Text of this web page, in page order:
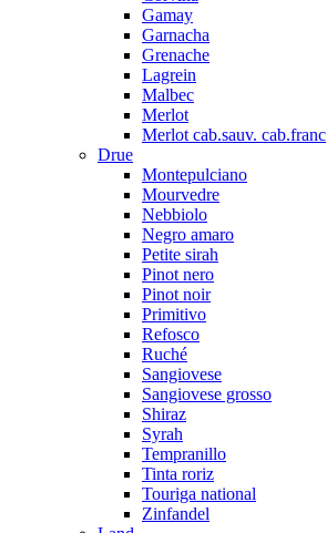
Gamay
Garnacha
Grenache
Lagrein
Malbec
Merlot
Merlot cab.sauv. cab.franc
Drue
Montepulciano
Mourvedre
Nebbiolo
Negro amaro
Petite sirah
Pinot nero
Pinot noir
Primitivo
Refosco
Ruché
Sangiovese
Sangiovese grosso
Shiraz
Syrah
Tempranillo
Tinta roriz
Touriga national
Zinfandel